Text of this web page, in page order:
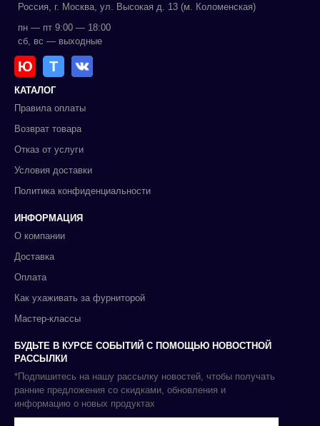
Россия, г. Москва, ул. Высокая д. 13 (м. Коломенская)
пн — пт 9:00 — 18:00
сб, вс — выходные
Ю Т
КАТАЛОГ
Правила оплаты
Возврат товара
Отказ от услуги
Условия доставки
Политика конфиденциальности
ИНФОРМАЦИЯ
О компании
Доставка
Оплата
Как ухаживать за фурниторой
Мастер-классы
БУДЬТЕ В КУРСЕ СОБЫТИЙ С ПОМОЩЬЮ НОВОСТНОЙ
РАССЫЛКИ
*Подпишитесь на нашу рассылку новостей, чтобы получать
ранние предложения со скидками, обновления и
информацию о новых продуктах